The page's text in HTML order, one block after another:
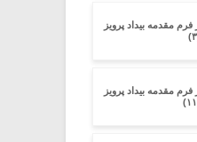
فرم مقدمه‌ بیداد پرویز
فرم مقدمه‌ بیداد پرویز